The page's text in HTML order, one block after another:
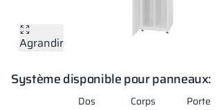
Agrandir
Agrandir
Agrandir
Agrandir
Agrandir
Agrandir
Système disponible pour panneaux:
Dos Corps Porte